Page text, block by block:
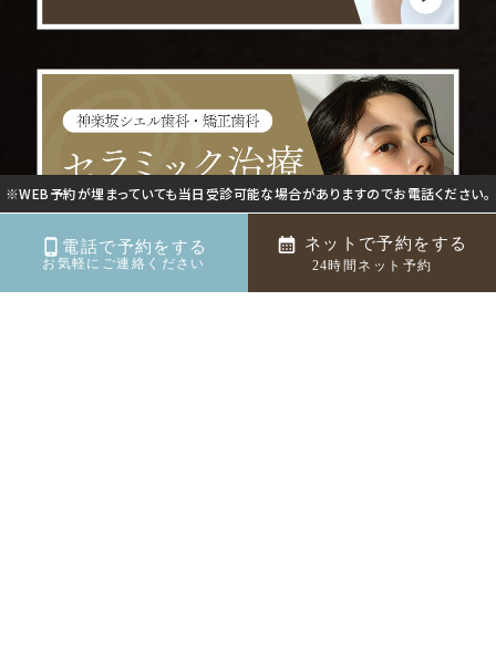
※WEB予約が埋まっていても当日受診可能な場合がありますのでお電話ください。
電話で予約をする
お気軽にご連絡ください
ネットで予約をする
24時間ネット予約